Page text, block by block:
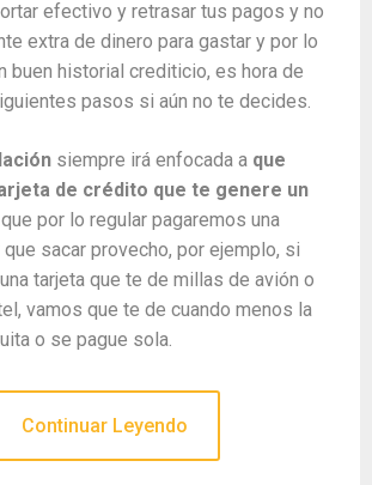
efectivo y retrasar tus pagos y no
extra de dinero para gastar y por lo
buen historial crediticio, es hora de
pasos si aún no te decides.
siempre irá enfocada a que
de crédito que te genere un
por lo regular pagaremos una
que sacar provecho, por ejemplo, si
tarjeta que te de millas de avión o
vamos que te de cuando menos la
o se pague sola.
Continuar Leyendo